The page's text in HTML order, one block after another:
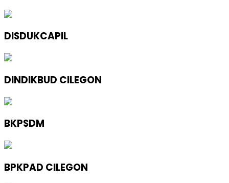
DISDUKCAPIL
DINDIKBUD CILEGON
BKPSDM
BPKPAD CILEGON